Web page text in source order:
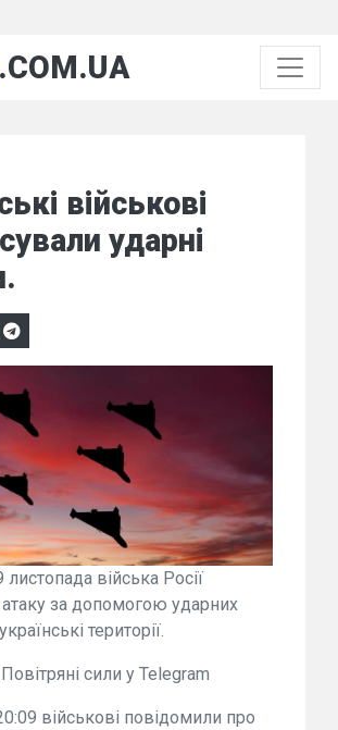
.COM.UA
військові
ударні
листопада війська Росії
атаку за допомогою ударних
території.
сили у Telegram
військові повідомили про